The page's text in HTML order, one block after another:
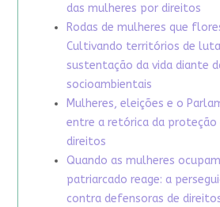
das mulheres por direitos
Rodas de mulheres que
Cultivando territórios de
sustentação da vida diante
socioambientais
Mulheres, eleições e o
entre a retórica da proteção
direitos
Quando as mulheres
patriarcado reage: a
contra defensoras de